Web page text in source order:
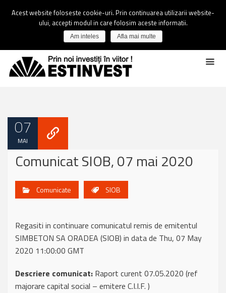
07
MAI
Comunicat SIOB, 07 mai 2020
Comunicate SIOB
Regasiti in continuare comunicatul remis de emitentul
SIMBETON SA ORADEA (SIOB) in data de Thu, 07 May
2020 11:00:00 GMT
Descriere comunicat: Raport curent 07.05.2020 (ref
majorare capital social – emitere C.I.I.F. )
Acest website foloseste cookie-uri. Prin continuarea utilizarii website-
ului, accepti modul in care folosim aceste informatii.
Am inteles Afla mai multe